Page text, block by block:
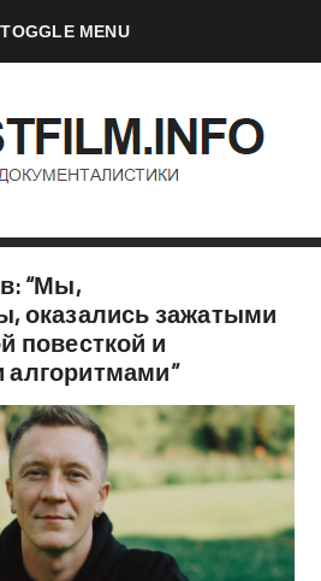
TOGGLE MENU
“Мы,
оказались зажатыми
повесткой и